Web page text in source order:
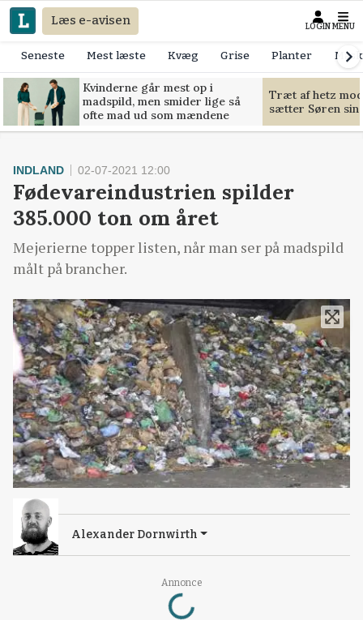
Læs e-avisen LOGIN MENU
Seneste Mest læste Kvæg Grise Planter
Kvinderne går mest op i
madspild, men smider lige så
ofte mad ud som mændene
Træt af hetz
sætter Søren
Annonce
Loading...
INDLAND 02-07-2021 12:00
Fødevareindustrien spilder
385.000 ton om året
Mejerierne topper listen, når man ser på madspild
målt på brancher.
Alexander Dornwirth